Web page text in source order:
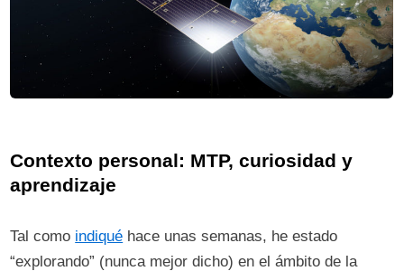
Contexto personal: MTP, curiosidad y
aprendizaje
Tal como indiqué hace unas semanas, he estado
“explorando” (nunca mejor dicho) en el ámbito de la